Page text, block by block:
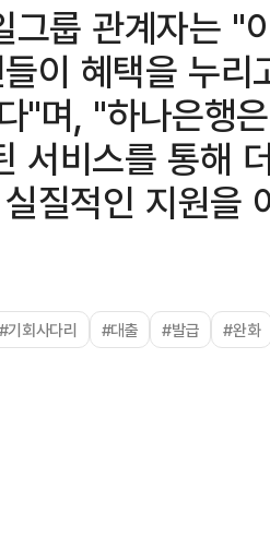
그룹 관계자는 "
이 혜택을 누
"며, "하나은행
서비스를 통해
질적인 지원을
#기회사다리 #대출 #발급
#완화